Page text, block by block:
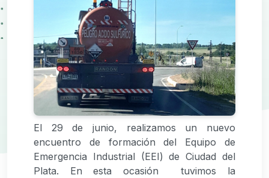
El 29 de junio, realizamos un nuevo
encuentro de formación del Equipo de
Emergencia Industrial (EEI) de Ciudad del
Plata. En esta ocasión tuvimos la